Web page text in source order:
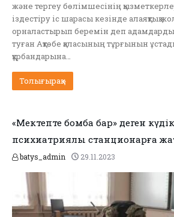
және тергеу бөлімшесінің
іздестіру іс шарасы кезінде алаяқтық
орналастырып беремін деп
туған Ақтөбе қаласының тұрғынын
құрбандарына…
Толығырақ »
«Мектепте бомба бар» деген
психиатриялық станционарға
batys_admin 29.11.2023